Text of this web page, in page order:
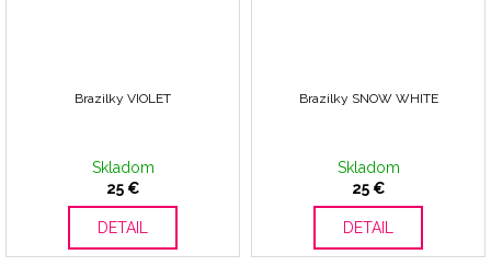
Brazilky VIOLET
Skladom
25 €
DETAIL
Brazilky SNOW WHITE
Skladom
25 €
DETAIL